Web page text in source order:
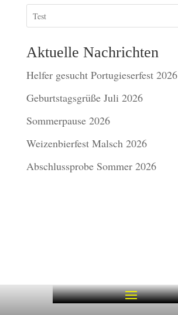
Aktuelle Nachrichten
Helfer gesucht Portugieserfest 2026
Geburtstagsgrüße Juli 2026
Sommerpause 2026
Weizenbierfest Malsch 2026
Abschlussprobe Sommer 2026